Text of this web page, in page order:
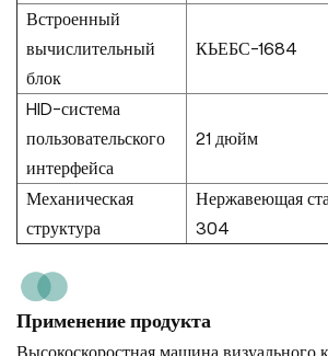
Встроенный
вычислительный
блок
КЬЕБС-1684
HID-система
пользовательского
интерфейса
21 дюйм
Механическая
структура
Нержавеющая
304
Применение продукта